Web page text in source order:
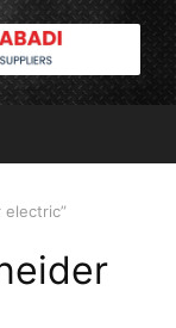
electric”